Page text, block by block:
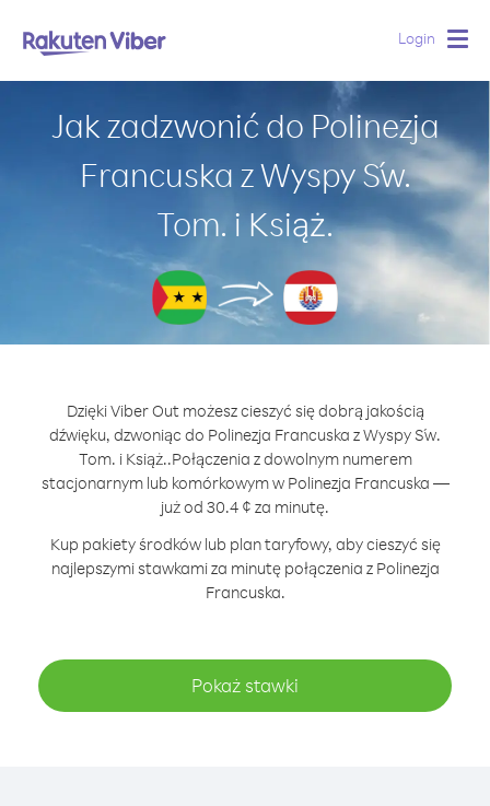
Login
Jak zadzwonić do Polinezja
Francuska z Wyspy Św.
Tom. i Książ.
Dzięki Viber Out możesz cieszyć się dobrą jakością
dźwięku, dzwoniąc do Polinezja Francuska z Wyspy Św.
Tom. i Książ..Połączenia z dowolnym numerem
stacjonarnym lub komórkowym w Polinezja Francuska —
już od 30.4 ¢ za minutę.
Kup pakiety środków lub plan taryfowy, aby cieszyć się
najlepszymi stawkami za minutę połączenia z Polinezja
Francuska.
Pokaż stawki